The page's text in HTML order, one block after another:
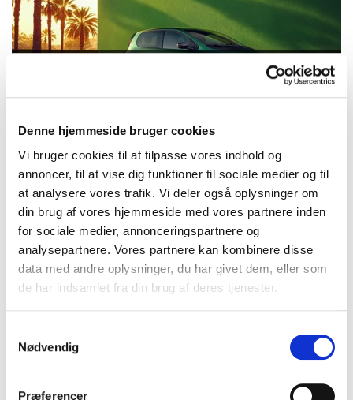
Denne hjemmeside bruger cookies
Vi bruger cookies til at tilpasse vores indhold og
annoncer, til at vise dig funktioner til sociale medier og til
at analysere vores trafik. Vi deler også oplysninger om
din brug af vores hjemmeside med vores partnere inden
for sociale medier, annonceringspartnere og
analysepartnere. Vores partnere kan kombinere disse
data med andre oplysninger, du har givet dem, eller som
de har indsamlet fra din brug af deres tjenester.
Nødvendig
Præferencer
- Da Renault Twingo så dagens lys i 1992, var det en bil, der
Ny Renault Clio ser dagens lys i München